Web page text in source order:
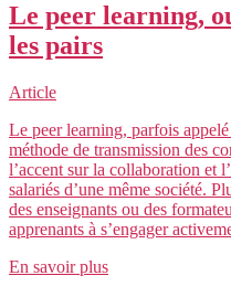
Le peer learning,
les pairs
Article
Le peer learning, parfois
méthode de transmission des
l’accent sur la collaboration et
salariés d’une même société.
des enseignants ou des
apprenants à s’engager
En savoir plus